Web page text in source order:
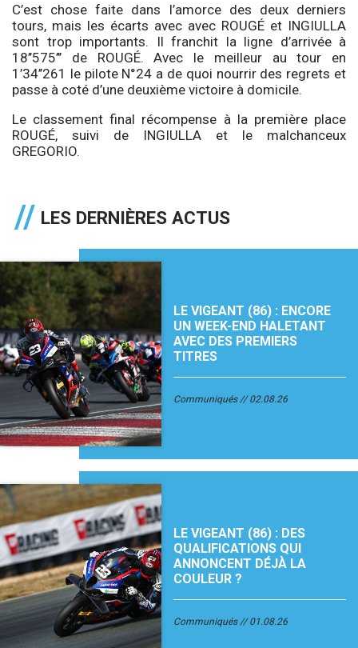
C’est chose faite dans l’amorce des deux derniers
tours, mais les écarts avec avec ROUGÉ et INGIULLA
sont trop importants. Il franchit la ligne d’arrivée à
18’’575’’’ de ROUGÉ. Avec le meilleur au tour en
1’34’’261 le pilote N°24 a de quoi nourrir des regrets et
passe à coté d’une deuxième victoire à domicile.
Le classement final récompense à la première place
ROUGÉ, suivi de INGIULLA et le malchanceux
GREGORIO.
LES DERNIÈRES ACTUS
LE VIGEANT (86) : ENCORE
UN WEEK-END HALETANT
AVEC DES PREMIERS
TITRES
Communiqués 02.08.26
LE VIGEANT (86) : DES
QUALIFICATIONS QUI
ANNONCENT DÉJÀ LA
COULEUR ?
Communiqués 01.08.26